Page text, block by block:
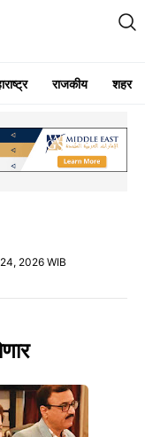
राजकीय शहर
2026 WIB